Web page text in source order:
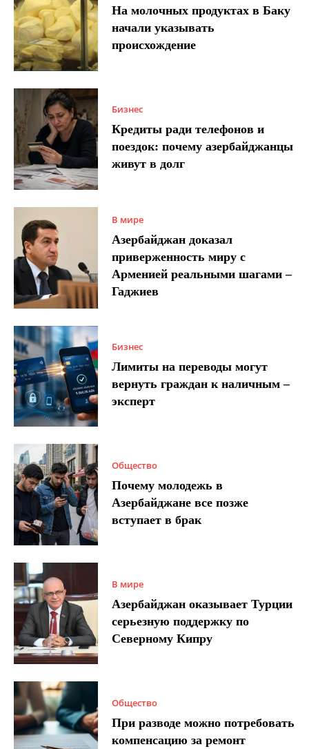
На молочных продуктах в Баку
начали указывать
происхождение
Бизнес
Кредиты ради телефонов и
поездок: почему азербайджанцы
живут в долг
В мире
Азербайджан доказал
приверженность миру с
Арменией реальными шагами –
Гаджиев
Бизнес
Лимиты на переводы могут
вернуть граждан к наличным –
эксперт
Общество
Почему молодежь в
Азербайджане все позже
вступает в брак
В мире
Азербайджан оказывает Турции
серьезную поддержку по
Северному Кипру
Общество
При разводе можно потребовать
компенсацию за ремонт